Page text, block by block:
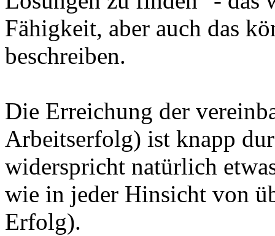
Fähigkeit, aber auch das
beschreiben.
Die Erreichung der
Arbeitserfolg) ist knapp
widerspricht natürlich
wie in jeder Hinsicht von
Erfolg).